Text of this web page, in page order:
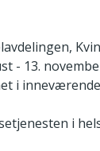
- 13.
i
i